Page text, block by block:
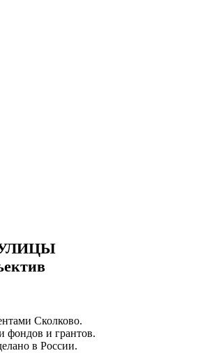
Сколково.
фондов и грантов.
в России.